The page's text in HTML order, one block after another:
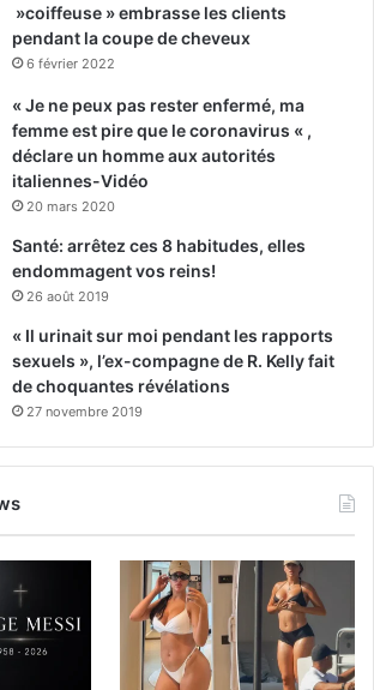
»coiffeuse » embrasse les clients
pendant la coupe de cheveux
6 février 2022
« Je ne peux pas rester enfermé, ma
femme est pire que le coronavirus « ,
déclare un homme aux autorités
italiennes-Vidéo
20 mars 2020
Santé: arrêtez ces 8 habitudes, elles
endommagent vos reins!
26 août 2019
« Il urinait sur moi pendant les rapports
sexuels », l’ex-compagne de R. Kelly fait
de choquantes révélations
27 novembre 2019